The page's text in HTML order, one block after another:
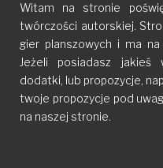
Witam na stronie
twórczości autorskiej.
gier planszowych i ma
Jeżeli posiadasz jakieś
dodatki, lub propozycje,
twoje propozycje pod
na naszej stronie.